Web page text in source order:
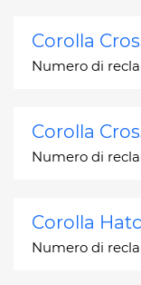
Corolla
Numero di
Corolla
Numero di
Corolla
Numero di